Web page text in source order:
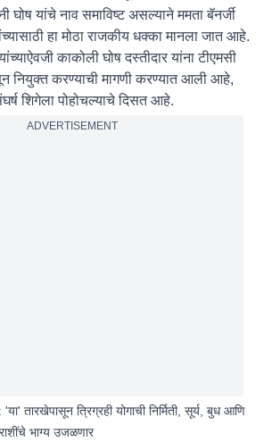
घोष यांचे नाव समाविष्ट असल्याने ममता बॅनर्जी
हा मोठा राजकीय धक्का मानला जात आहे.
काकोली घोष दस्तीदार यांना टीएमसी
नियुक्त करण्याची मागणी करण्यात आली आहे,
शिगेला पोहोचल्याचे दिसत आहे.
ADVERTISEMENT
तारखेपासून त्रिग्रही योगाची निर्मिती, सूर्य, बुध आणि
भाग्य उजळणार